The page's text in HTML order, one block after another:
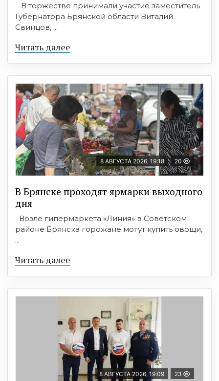
В торжестве принимали участие заместитель
Губернатора Брянской области Виталий
Свинцов, ...
Читать далее
8 АВГУСТА 2026, 19:18 20
В Брянске проходят ярмарки выходного
дня
Возле гипермаркета «Линия» в Советском
районе Брянска горожане могут купить овощи,
...
Читать далее
8 АВГУСТА 2026, 19:09 23